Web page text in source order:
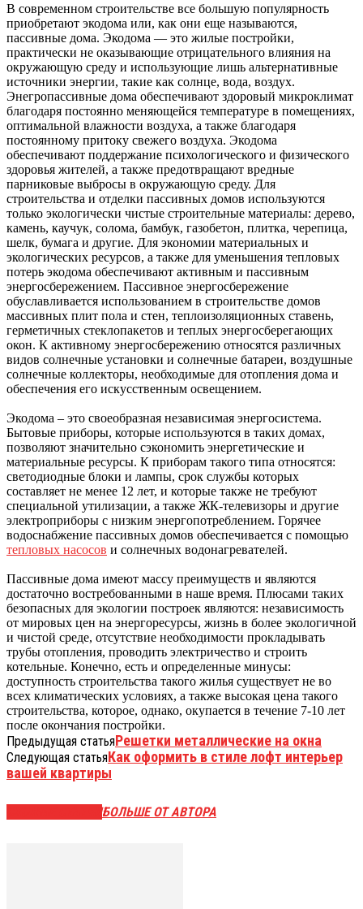
В современном строительстве все большую популярность
приобретают экодома или, как они еще называются,
пассивные дома. Экодома — это жилые постройки,
практически не оказывающие отрицательного влияния на
окружающую среду и использующие лишь альтернативные
источники энергии, такие как солнце, вода, воздух.
Энегропассивные дома обеспечивают здоровый микроклимат
благодаря постоянно меняющейся температуре в помещениях,
оптимальной влажности воздуха, а также благодаря
постоянному притоку свежего воздуха. Экодома
обеспечивают поддержание психологического и физического
здоровья жителей, а также предотвращают вредные
парниковые выбросы в окружающую среду. Для
строительства и отделки пассивных домов используются
только экологически чистые строительные материалы: дерево,
камень, каучук, солома, бамбук, газобетон, плитка, черепица,
шелк, бумага и другие. Для экономии материальных и
экологических ресурсов, а также для уменьшения тепловых
потерь экодома обеспечивают активным и пассивным
энергосбережением. Пассивное энергосбережение
обуславливается использованием в строительстве домов
массивных плит пола и стен, теплоизоляционных ставень,
герметичных стеклопакетов и теплых энергосберегающих
окон. К активному энергосбережению относятся различных
видов солнечные установки и солнечные батареи, воздушные
солнечные коллекторы, необходимые для отопления дома и
обеспечения его искусственным освещением.
Экодома – это своеобразная независимая энергосистема.
Бытовые приборы, которые используются в таких домах,
позволяют значительно сэкономить энергетические и
материальные ресурсы. К приборам такого типа относятся:
светодиодные блоки и лампы, срок службы которых
составляет не менее 12 лет, и которые также не требуют
специальной утилизации, а также ЖК-телевизоры и другие
электроприборы с низким энергопотреблением. Горячее
водоснабжение пассивных домов обеспечивается с помощью
тепловых насосов и солнечных водонагревателей.
Пассивные дома имеют массу преимуществ и являются
достаточно востребованными в наше время. Плюсами таких
безопасных для экологии построек являются: независимость
от мировых цен на энергоресурсы, жизнь в более экологичной
и чистой среде, отсутствие необходимости прокладывать
трубы отопления, проводить электричество и строить
котельные. Конечно, есть и определенные минусы:
доступность строительства такого жилья существует не во
всех климатических условиях, а также высокая цена такого
строительства, которое, однако, окупается в течение 7-10 лет
после окончания постройки.
Предыдущая статьяРешетки металлические на окна
Следующая статьяКак оформить в стиле лофт интерьер
вашей квартиры
БОЛЬШЕ ОТ АВТОРА